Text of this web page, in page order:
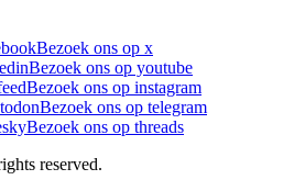
Bezoek ons op x
Bezoek ons op youtube
Bezoek ons op instagram
Bezoek ons op telegram
Bezoek ons op threads
reserved.